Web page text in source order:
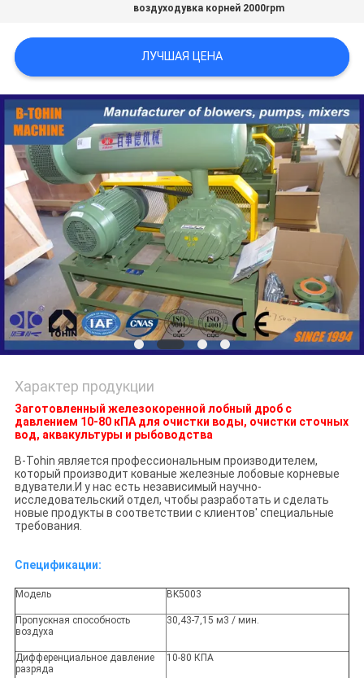
PRIVACY
POLICY
воздуходувка корней 2000rpm
ЛУЧШАЯ ЦЕНА
Характер продукции
Заготовленный железокоренной лобный дроб с
давлением 10-80 кПА для очистки воды, очистки сточных
вод, аквакультуры и рыбоводства
B-Tohin является профессиональным производителем,
который производит кованые железные лобовые корневые
вдуватели.И у нас есть независимый научно-
исследовательский отдел, чтобы разработать и сделать
новые продукты в соответствии с клиентов' специальные
требования.
Спецификации:
Модель BK5003
Пропускная способность
воздуха
30,43-7,15 м3 / мин.
Дифференциальное давление
разряда
10-80 КПА